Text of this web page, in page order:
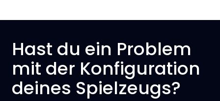
Hast du ein Problem
mit der Konfiguration
deines Spielzeugs?